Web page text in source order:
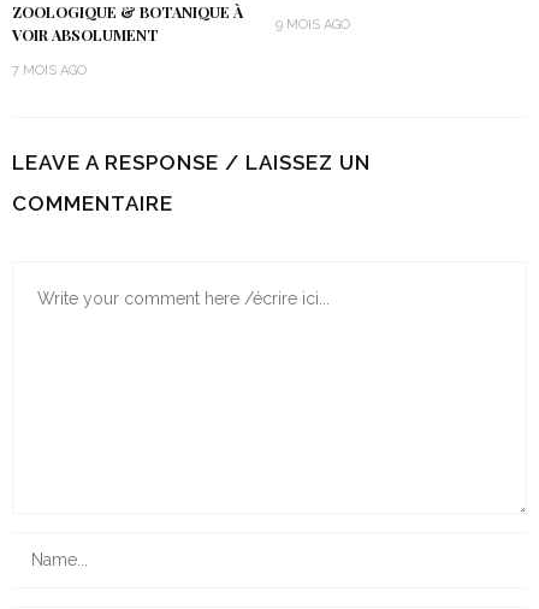
ZOOLOGIQUE & BOTANIQUE À
VOIR ABSOLUMENT
7 MOIS AGO
9 MOIS AGO
LEAVE A RESPONSE / LAISSEZ UN
COMMENTAIRE